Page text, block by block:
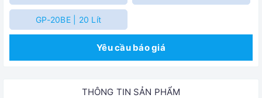
GP-20BE | 20 Lít
Yêu cầu báo giá
THÔNG TIN SẢN PHẨM